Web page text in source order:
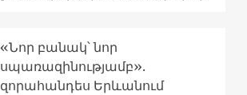
«Նոր բանակ՝ նոր
սպառազինությամբ».
զորահանդես Երևանում